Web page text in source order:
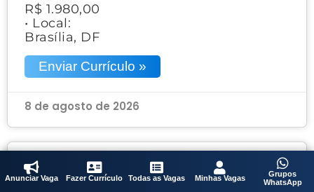
R$ 1.980,00
• Local:
Brasília, DF
Enviar Currículo »
8 de agosto de 2026
Acabador
Anunciar Vaga Fazer Currículo Todas as Vagas Minhas Vagas
Grupos
WhatsApp